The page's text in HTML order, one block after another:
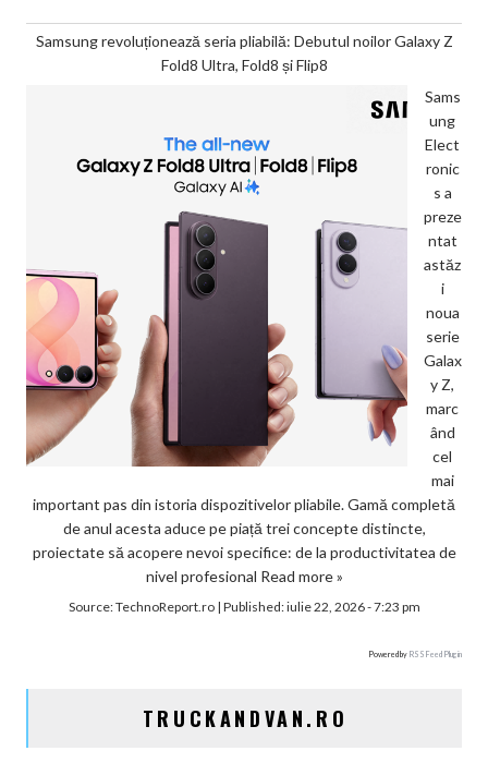
Samsung revoluționează seria pliabilă: Debutul noilor Galaxy Z
Fold8 Ultra, Fold8 și Flip8
Sams
ung
Elect
ronic
s a
preze
ntat
astăz
i
noua
serie
Galax
y Z,
marc
ând
cel
mai
important pas din istoria dispozitivelor pliabile. Gamă completă
de anul acesta aduce pe piață trei concepte distincte,
proiectate să acopere nevoi specifice: de la productivitatea de
nivel profesional Read more »
Source:TechnoReport.ro| Published:iulie 22, 2026 - 7:23 pm
Powered by RSS Feed Plugin
TRUCKANDVAN.RO